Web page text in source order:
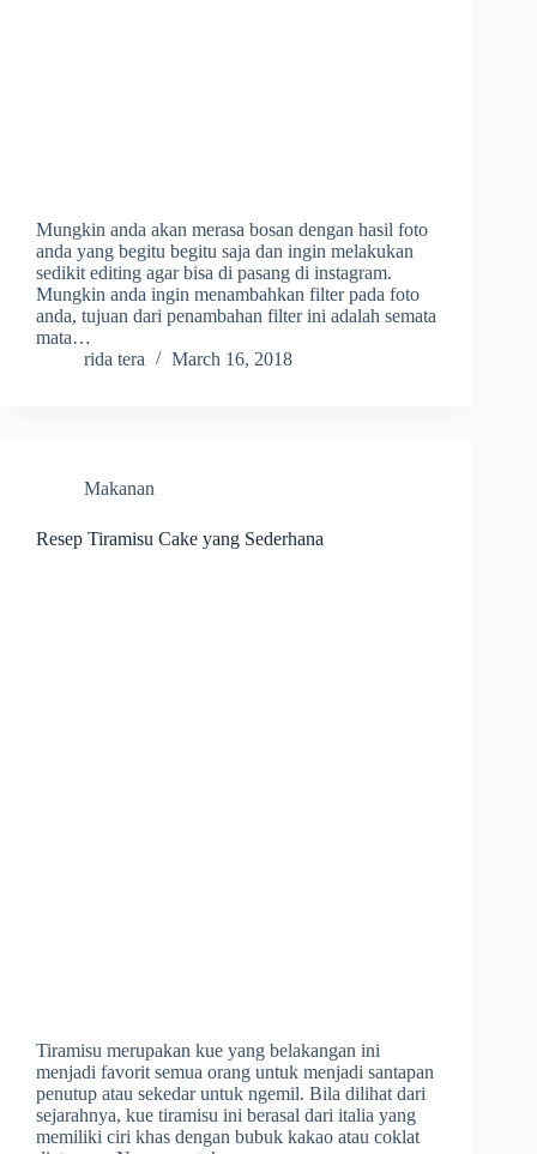
Mungkin anda akan merasa bosan dengan hasil foto
anda yang begitu begitu saja dan ingin melakukan
sedikit editing agar bisa di pasang di instagram.
Mungkin anda ingin menambahkan filter pada foto
anda, tujuan dari penambahan filter ini adalah semata
mata…
rida tera
March 16, 2018
Makanan
Resep Tiramisu Cake yang Sederhana
Tiramisu merupakan kue yang belakangan ini
menjadi favorit semua orang untuk menjadi santapan
penutup atau sekedar untuk ngemil. Bila dilihat dari
sejarahnya, kue tiramisu ini berasal dari italia yang
memiliki ciri khas dengan bubuk kakao atau coklat